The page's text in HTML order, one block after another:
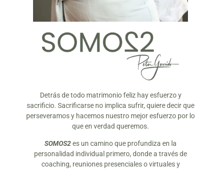
Detrás de todo matrimonio feliz hay esfuerzo y
sacrificio. Sacrificarse no implica sufrir, quiere decir que
perseveramos y hacemos nuestro mejor esfuerzo por lo
que en verdad queremos.
SOMOS2es un camino que profundiza en la
personalidad individual primero, donde a través de
coaching, reuniones presenciales o virtuales y